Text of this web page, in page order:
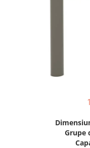
Grupe